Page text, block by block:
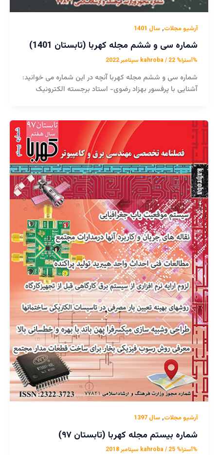
آرشیو مجلات, سال 1401
شماره سی و ششم مجله کهربا (تابستان 1401)
%آسترا% kahroba/ 22 سپتامبر 2022
شماره سی و ششم مجله کهربا آنچه در این شماره می خوانید:
آشنایی با پرفسور بهزاد رضوی- استاد برجسته الکترونیک
آرشیو مجلات, سال 1397
شماره بیستم مجله کهربا (تابستان ۹۷)
%آسترا% kahroba/ 25 سپتامبر 2018